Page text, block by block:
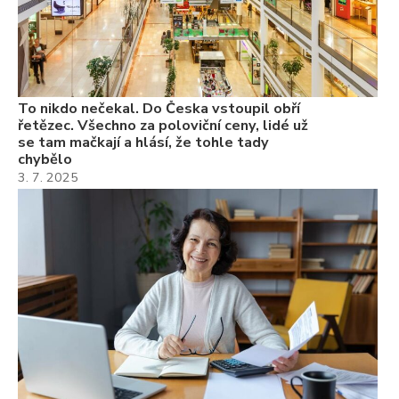
To nikdo nečekal. Do Česka vstoupil obří
řetězec. Všechno za poloviční ceny, lidé už
se tam mačkají a hlásí, že tohle tady
chybělo
3. 7. 2025